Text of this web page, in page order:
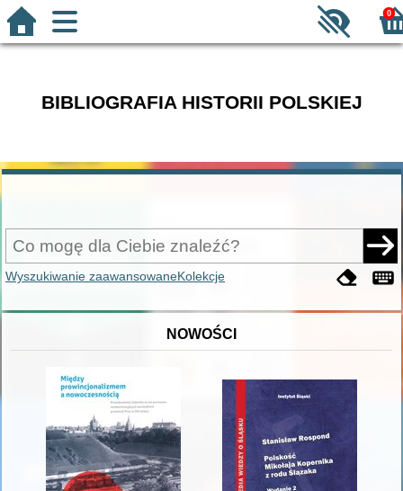
0
BIBLIOGRAFIA HISTORII POLSKIEJ
Wyszukiwanie zaawansowaneKolekcje
NOWOŚCI